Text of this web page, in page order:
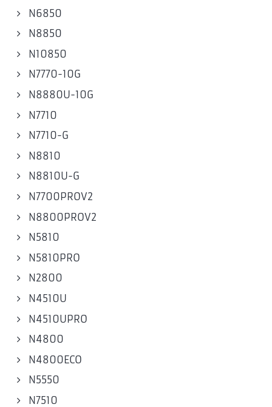
N6850
N8850
N10850
N7770-10G
N8880U-10G
N7710
N7710-G
N8810
N8810U-G
N7700PROV2
N8800PROV2
N5810
N5810PRO
N2800
N4510U
N4510UPRO
N4800
N4800ECO
N5550
N7510